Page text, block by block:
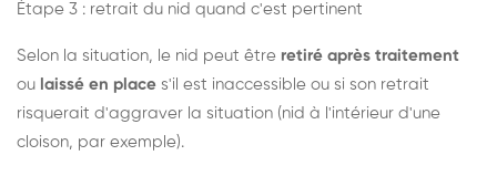
Étape 3 : retrait du nid quand c'est pertinent
Selon la situation, le nid peut être retiré après traitement
ou laissé en place s'il est inaccessible ou si son retrait
risquerait d'aggraver la situation (nid à l'intérieur d'une
cloison, par exemple).